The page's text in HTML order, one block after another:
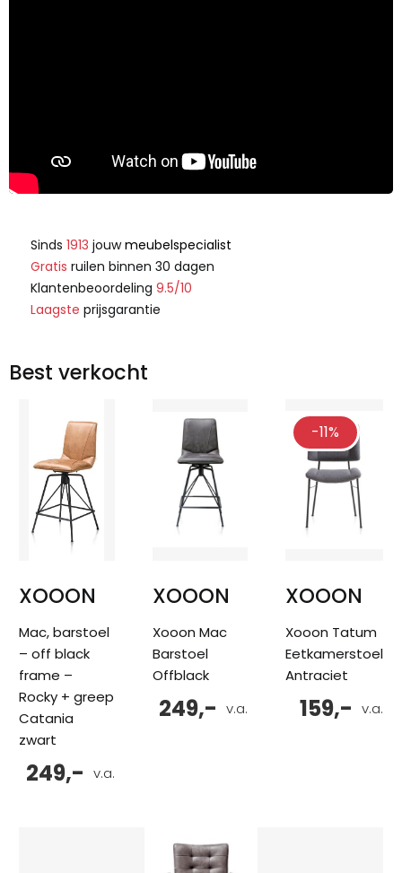
Sinds 1913 jouwmeubelspecialist
Gratis ruilen binnen 30 dagen
Klantenbeoordeling 9.5/10
Laagste prijsgarantie
Best verkocht
XOOON
Mac, barstoel
– off black
frame –
Rocky + greep
Catania
zwart
v.a.
249,-
XOOON
Xooon Mac
Barstoel
Offblack
v.a.
249,-
-11%
XOOON
Xooon Tatum
Eetkamerstoel
Antraciet
v.a.
159,-